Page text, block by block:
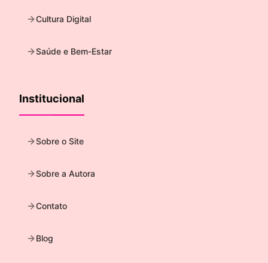
Cultura Digital
Saúde e Bem-Estar
Institucional
Sobre o Site
Sobre a Autora
Contato
Blog